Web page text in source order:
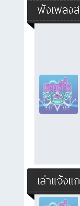
ฟังเพลง
เล่าแจ้ง